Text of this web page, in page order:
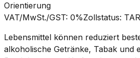
Orientierung
VAT/MwSt./GST: 0%Zollstatus:
Lebensmittel können reduziert
alkoholische Getränke, Tabak und